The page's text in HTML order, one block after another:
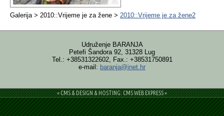
Galerija > 2010::Vrijeme je za žene > 2010::Vrijeme je za žene2
Udruženje BARANJA
Petefi Šandora 92, 31328 Lug
Tel.: +38531322602, Fax.: +38531750891
e-mail: baranja@inet.hr
= CMS & DESIGN & HOSTING: CMS WEB EXPRESS =